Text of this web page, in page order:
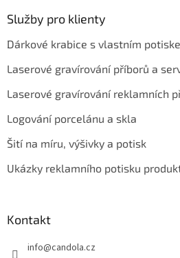
Služby pro klienty
Dárkové krabice s vlastním
Laserové gravírování příborů a
Laserové gravírování reklamních
Logování porcelánu a skla
Šití na míru, výšivky a potisk
Ukázky reklamního potisku
Kontakt
info@candola.cz